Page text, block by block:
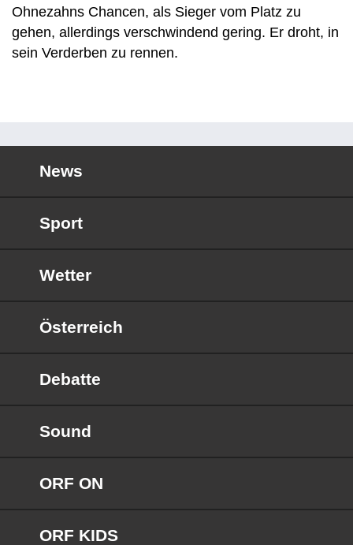
Ohnezahns Chancen, als Sieger vom Platz zu
gehen, allerdings verschwindend gering. Er droht, in
sein Verderben zu rennen.
News
Sport
Wetter
Österreich
Debatte
Sound
ORF ON
ORF KIDS